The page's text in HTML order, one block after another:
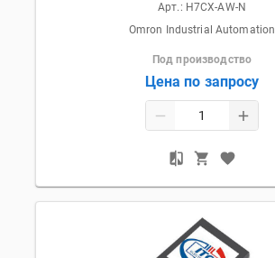
Арт.: H7CX-AW-N
Omron Industrial Automation
Под производство
Цена по запросу